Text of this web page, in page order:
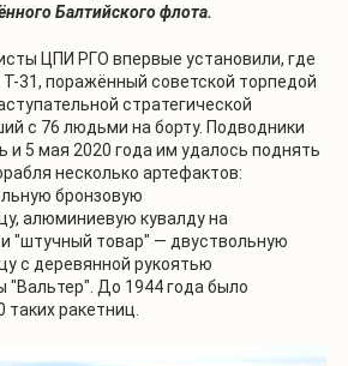
Балтийского флота.
ЦПИ РГО впервые установили, где
31, поражённый советской торпедой
стратегической
с 76 людьми на борту. Подводники
и 5 мая 2020 года им удалось поднять
несколько артефактов:
бронзовую
алюминиевую кувалду на
"штучный товар" — двуствольную
с деревянной рукоятью
До 1944 года было
ракетниц.